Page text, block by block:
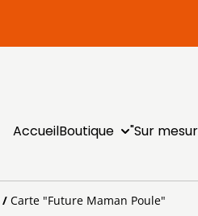
AccueilBoutique "Sur
/ Carte "Future Maman Poule"